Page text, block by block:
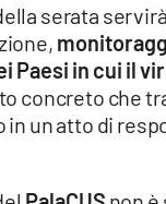
serata
Paesi in cui il
concreto che
in un atto di